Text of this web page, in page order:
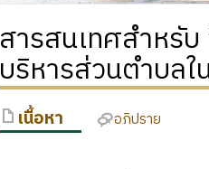
สารสนเทศสำหรั
บริหารส่วนตำบล
เนื้อหา อภิปราย